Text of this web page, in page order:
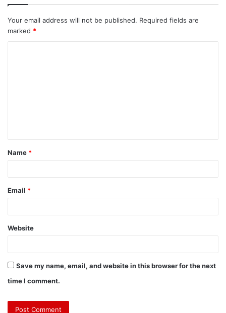
Your email address will not be published. Required fields are
marked *
Name *
Email *
Website
Save my name, email, and website in this browser for the next
time I comment.